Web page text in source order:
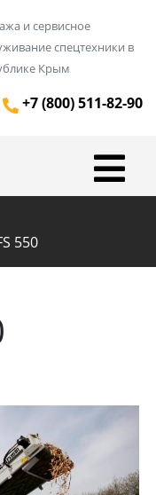
и сервисное
спецтехники в
Крым
+7 (800) 511-82-90
550